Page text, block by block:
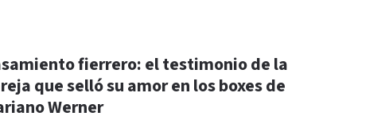
fierrero: el testimonio de la
que selló su amor en los boxes de
Werner